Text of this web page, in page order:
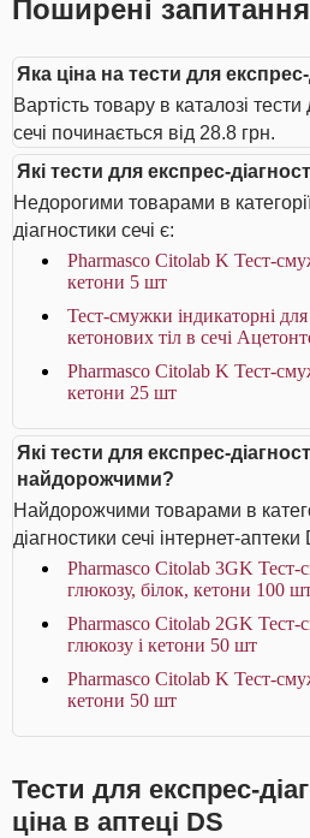
Поширені запитання
Яка ціна на тести для експрес-
Вартість товару в каталозі
сечі починається від 28.8 грн.
Які тести для експрес-
Недорогими товарами в
діагностики сечі є:
Pharmasco Citolab K Тест-
кетони 5 шт
Тест-смужки індикаторні
кетонових тіл в сечі
Pharmasco Citolab K Тест-
кетони 25 шт
Які тести для експрес-
найдорожчими?
Найдорожчими товарами в
діагностики сечі інтернет-аптеки
Pharmasco Citolab 3GK Тест-
глюкозу, білок, кетони 100
Pharmasco Citolab 2GK Тест-
глюкозу і кетони 50 шт
Pharmasco Citolab K Тест-
кетони 50 шт
Тести для експрес-
ціна в аптеці DS